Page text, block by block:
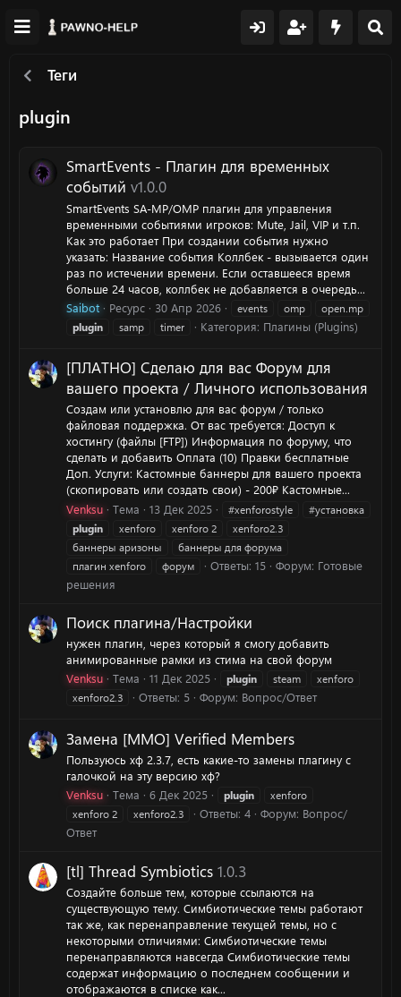
Теги
plugin
SmartEvents - Плагин для временных
событий v1.0.0
SmartEvents SA-MP/OMP плагин для управления
временными событиями игроков: Mute, Jail, VIP и т.п.
Как это работает При создании события нужно
указать: Название события Коллбек - вызывается один
раз по истечении времени. Если оставшееся время
больше 24 часов, коллбек не добавляется в очередь...
Saibot
Ресурс 30 Апр 2026 events omp
open.mp
plugin
samp timer Категория: Плагины (Plugins)
[ПЛАТНО] Сделаю для вас Форум для
вашего проекта / Личного использования
Создам или установлю для вас форум / только
файловая поддержка. От вас требуется: Доступ к
хостингу (файлы [FTP]) Информация по форуму, что
сделать и добавить Оплата (10) Правки бесплатные
Доп. Услуги: Кастомные баннеры для вашего проекта
(скопировать или создать свои) - 200₽ Кастомные...
Venksu
Тема 13 Дек 2025 #xenforostyle
#установка
plugin
xenforo xenforo 2
xenforo2.3
баннеры аризоны
баннеры для форума
плагин xenforo
форум Ответы: 15 Форум: Готовые
решения
Поиск плагина/Настройки
нужен плагин, через который я смогу добавить
анимированные рамки из стима на свой форум
Venksu
Тема 11 Дек 2025 plugin steam
xenforo
xenforo2.3
Ответы: 5 Форум: Вопрос/Ответ
Замена [MMO] Verified Members
Пользуюсь хф 2.3.7, есть какие-то замены плагину с
галочкой на эту версию хф?
Venksu
Тема 6 Дек 2025 plugin
xenforo
xenforo 2
xenforo2.3 Ответы: 4 Форум: Вопрос/
Ответ
[tl] Thread Symbiotics 1.0.3
Создайте больше тем, которые ссылаются на
существующую тему. Симбиотические темы работают
так же, как перенаправление текущей темы, но с
некоторыми отличиями: Симбиотические темы
перенаправляются навсегда Симбиотические темы
содержат информацию о последнем сообщении и
отображаются в списке как...